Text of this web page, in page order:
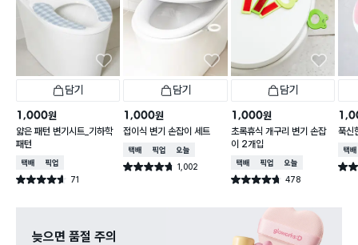
담기
1,000원
얇은 패턴 변기시트_기하학
패턴
택배배송매장픽업
별점 4.6점 71
건 작성
담기
1,000원
접이식 변기 손잡이 세트
택배배송매장픽업오늘배송
별점 4.7점 1,002
건 작성
담기
1,000원
초록휴식 개구리 변기 손잡
이 2개입
택배배송매장픽업오늘배송
별점 4.7점 478
건 작성
푹신
택배
별점
늦으면 품절 주의